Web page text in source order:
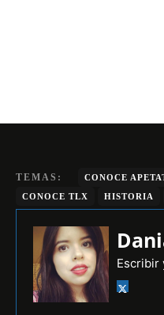
TEMAS:
CONOCE
CONOCE TLX
HISTORIA
Escribir